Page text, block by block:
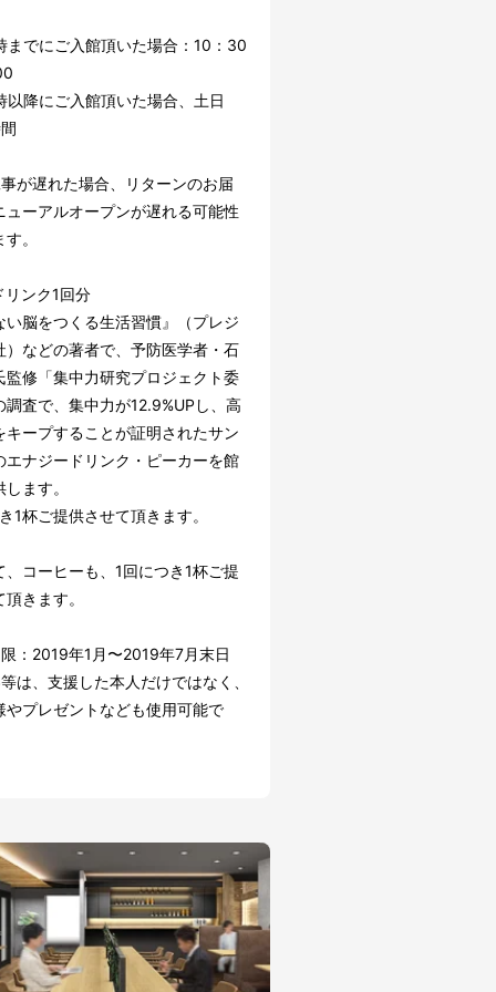
までにご入館頂いた場合：10：30
以降にご入館頂いた場合、土日
が遅れた場合、リターンのお届
ューアルオープンが遅れる可能性
。
ンク1回分
い脳をつくる生活習慣』（プレジ
）などの著者で、予防医学者・石
監修「集中力研究プロジェクト委
調査で、集中力が12.9%UPし、高
キープすることが証明されたサン
エナジードリンク・ピーカーを館
ます。
1杯ご提供させて頂きます。
、コーヒーも、1回につき1杯ご提
きます。
：2019年1月〜2019年7月末日
は、支援した本人だけではなく、
やプレゼントなども使用可能で